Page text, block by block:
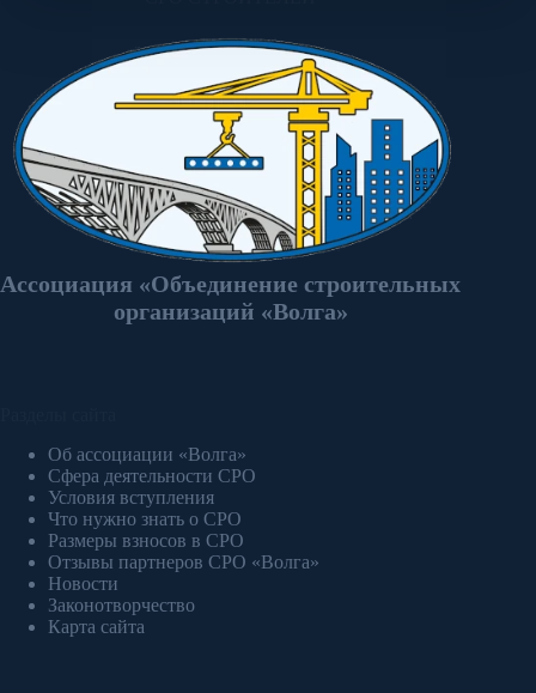
Ассоциация «Объединение строительных
организаций «Волга»
Об ассоциации «Волга»
Сфера деятельности СРО
Условия вступления
Что нужно знать о СРО
Размеры взносов в СРО
Отзывы партнеров СРО «Волга»
Новости
Законотворчество
Карта сайта